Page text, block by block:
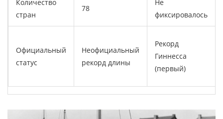
Количество
стран
78
Не
фиксировалось
Официальный
статус
Неофициальный
рекорд длины
Рекорд
Гиннесса
(первый)